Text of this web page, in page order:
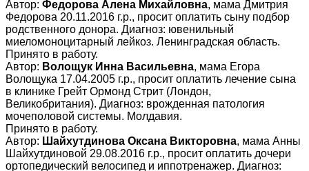
Автор: Федорова Алена Михайловна, мама Дмитрия
Федорова 20.11.2016 г.р., просит оплатить сыну подбор
родственного донора. Диагноз: ювенильный
миеломоноцитарный лейкоз. Ленинградская область.
Принято в работу.
Автор: Волощук Инна Васильевна, мама Егора
Волощука 17.04.2005 г.р., просит оплатить лечение сына
в клинике Грейт Ормонд Стрит (Лондон,
Великобритания). Диагноз: врожденная патология
мочеполовой системы. Молдавия.
Принято в работу.
Автор: Шайхутдинова Оксана Викторовна, мама Анны
Шайхутдиновой 29.08.2016 г.р., просит оплатить дочери
ортопедический велосипед и иппотренажер. Диагноз: